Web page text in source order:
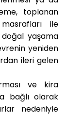
toplanan
ile
yaşama
yeniden
ileri gelen
ve kira
bağlı olarak
nedeniyle